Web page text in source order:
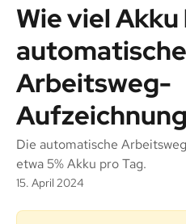
Wie viel
automatische
Arbeitsweg-
Die automatische
etwa 5% Akku pro Tag.
15. April 2024